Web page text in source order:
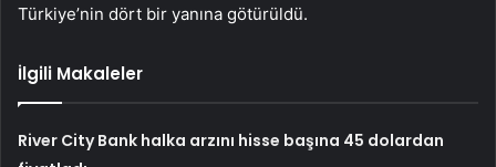
Türkiye’nin dört bir yanına götürüldü.
İlgili Makaleler
River City Bank halka arzını hisse başına 45 dolardan